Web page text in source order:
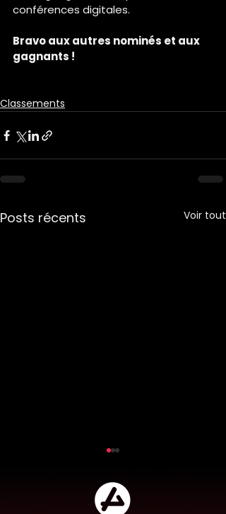
conférences digitales.
Bravo aux autres nominés et aux
gagnants !
Classements
Posts récents Voir tout